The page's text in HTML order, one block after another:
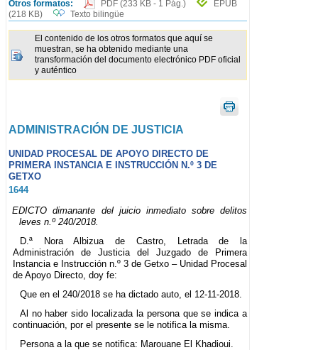
Otros formatos: PDF (233 KB - 1 Pág.)
EPUB
(218 KB)
Texto bilingüe
El contenido de los otros formatos que aquí se
muestran, se ha obtenido mediante una
transformación del documento electrónico PDF oficial
y auténtico
ADMINISTRACIÓN DE JUSTICIA
UNIDAD PROCESAL DE APOYO DIRECTO DE
PRIMERA INSTANCIA E INSTRUCCIÓN N.º 3 DE
GETXO
1644
EDICTO dimanante del juicio inmediato sobre delitos
leves n.º 240/2018.
D.ª Nora Albizua de Castro, Letrada de la
Administración de Justicia del Juzgado de Primera
Instancia e Instrucción n.º 3 de Getxo – Unidad Procesal
de Apoyo Directo, doy fe:
Que en el 240/2018 se ha dictado auto, el 12-11-2018.
Al no haber sido localizada la persona que se indica a
continuación, por el presente se le notifica la misma.
Persona a la que se notifica: Marouane El Khadioui.